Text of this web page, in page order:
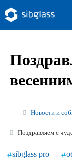
Управляющая
Sibglass Trade
Новости и
Поздравляем с
sibglass pro